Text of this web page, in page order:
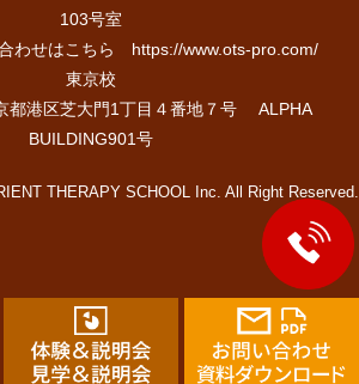
103号室
わせはこちら
https://www.ots-pro.com/
東京校
港区芝大門1丁目４番地７号 ALPHA
BUILDING901号
THERAPY SCHOOL Inc. All Right Reserved.